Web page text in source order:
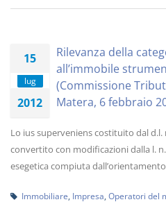
15
lug
2012
Rilevanza della
all’immobile
(Commissione
Matera, 6 febbraio
Lo ius superveniens costituito dal d.l.
convertito con modificazioni dalla l.
esegetica compiuta
Immobiliare Impresa Operatori del